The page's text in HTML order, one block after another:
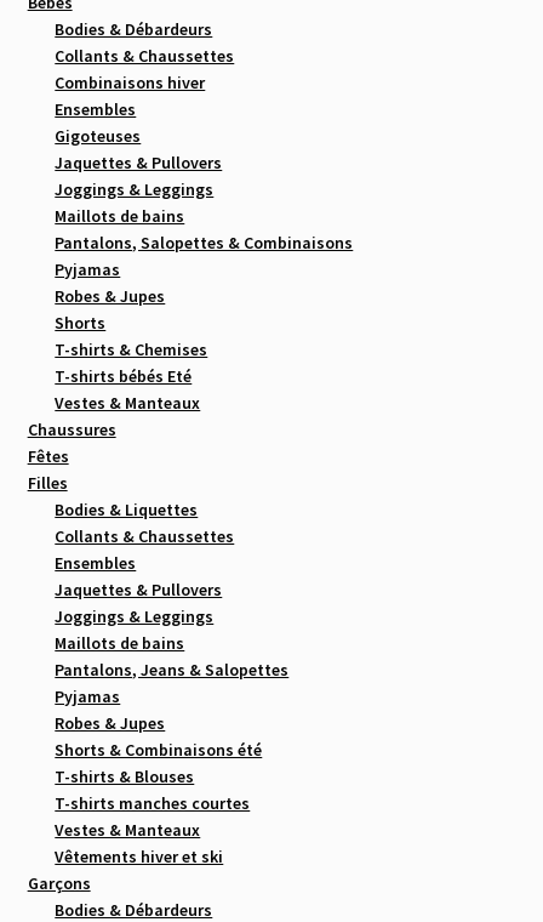
Bodies & Débardeurs
Collants & Chaussettes
Combinaisons hiver
Ensembles
Gigoteuses
Jaquettes & Pullovers
Joggings & Leggings
Maillots de bains
Pantalons, Salopettes & Combinaisons
Pyjamas
Robes & Jupes
Shorts
T-shirts & Chemises
T-shirts bébés Eté
Vestes & Manteaux
Chaussures
Fêtes
Filles
Bodies & Liquettes
Collants & Chaussettes
Ensembles
Jaquettes & Pullovers
Joggings & Leggings
Maillots de bains
Pantalons, Jeans & Salopettes
Pyjamas
Robes & Jupes
Shorts & Combinaisons été
T-shirts & Blouses
T-shirts manches courtes
Vestes & Manteaux
Vêtements hiver et ski
Garçons
Bodies & Débardeurs